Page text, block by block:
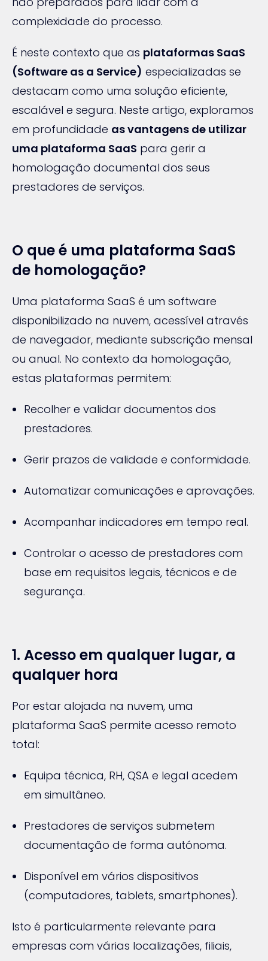
complexidade do processo.
É neste contexto que as plataformas SaaS
(Software as a Service) especializadas se
destacam como uma solução eficiente,
escalável e segura. Neste artigo, exploramos
em profundidade as vantagens de utilizar
uma plataforma SaaS para gerir a
homologação documental dos seus
prestadores de serviços.
O que é uma plataforma SaaS
de homologação?
Uma plataforma SaaS é um software
disponibilizado na nuvem, acessível através
de navegador, mediante subscrição mensal
ou anual. No contexto da homologação,
estas plataformas permitem:
Recolher e validar documentos dos
prestadores.
Gerir prazos de validade e conformidade.
Automatizar comunicações e aprovações.
Acompanhar indicadores em tempo real.
Controlar o acesso de prestadores com
base em requisitos legais, técnicos e de
segurança.
1. Acesso em qualquer lugar, a
qualquer hora
Por estar alojada na nuvem, uma
plataforma SaaS permite acesso remoto
total:
Equipa técnica, RH, QSA e legal acedem
em simultâneo.
Prestadores de serviços submetem
documentação de forma autónoma.
Disponível em vários dispositivos
(computadores, tablets, smartphones).
Isto é particularmente relevante para
empresas com várias localizações, filiais,